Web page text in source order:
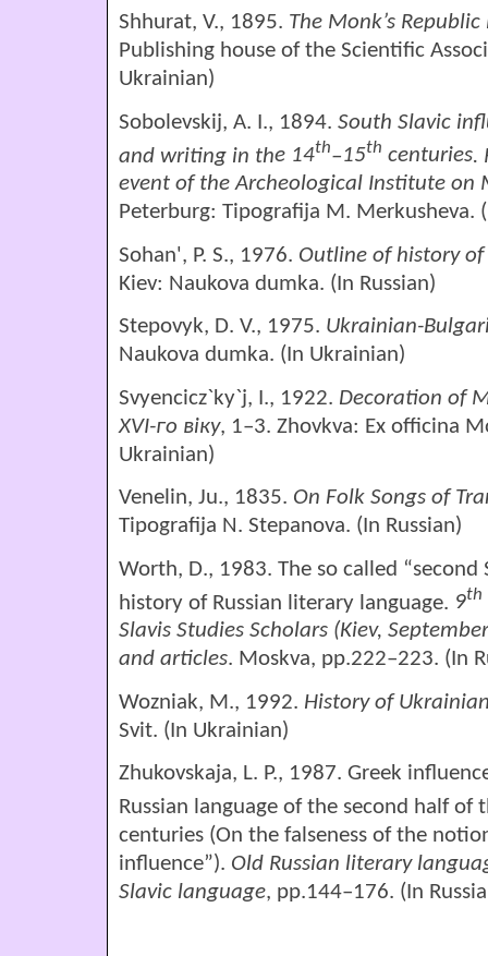
Shhurat, V., 1895. The Monk’s
Publishing house of the Scientific
Ukrainian)
Sobolevskij, A. I., 1894. South Slavic
and writing in the 14th–15th centuries.
event of the Archeological Institute on
Peterburg: Tipografija M. Merkusheva.
Sohan', P. S., 1976. Outline of history
Kiev: Naukova dumka. (In Russian)
Stepovyk, D. V., 1975. Ukrainian-
Naukova dumka. (In Ukrainian)
Svyencicz`ky`j, I., 1922. Decoration of
XVI-го віку, 1–3. Zhovkva: Ex officina
Ukrainian)
Venelin, Ju., 1835. On Folk Songs of
Tipografija N. Stepanova. (In Russian)
Worth, D., 1983. The so called
history of Russian literary language. 9th
Slavis Studies Scholars (Kiev,
and articles. Moskva, рр.222–223. (In
Wozniak, M., 1992. History of
Svit. (In Ukrainian)
Zhukovskaja, L. P., 1987. Greek
Russian language of the second half of
centuries (On the falseness of the
influence”). Old Russian literary
Slavic language, pp.144–176. (In